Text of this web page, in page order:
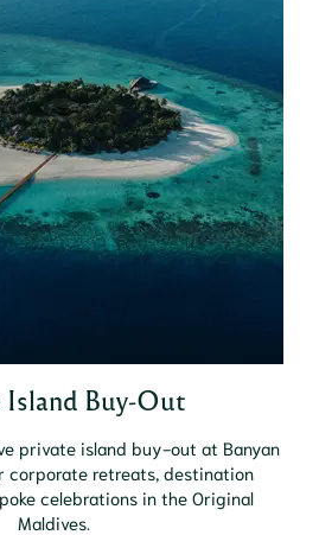
Island Buy-Out
private island buy-out at Banyan
corporate retreats, destination
celebrations in the Original
Maldives.